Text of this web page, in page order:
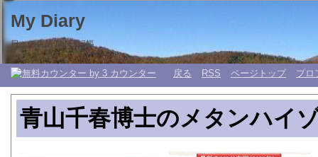
My Diary
日々の生活 My 日記帳。
戻る RSS ページトップ プロ
青山千春博士のメタンハイ